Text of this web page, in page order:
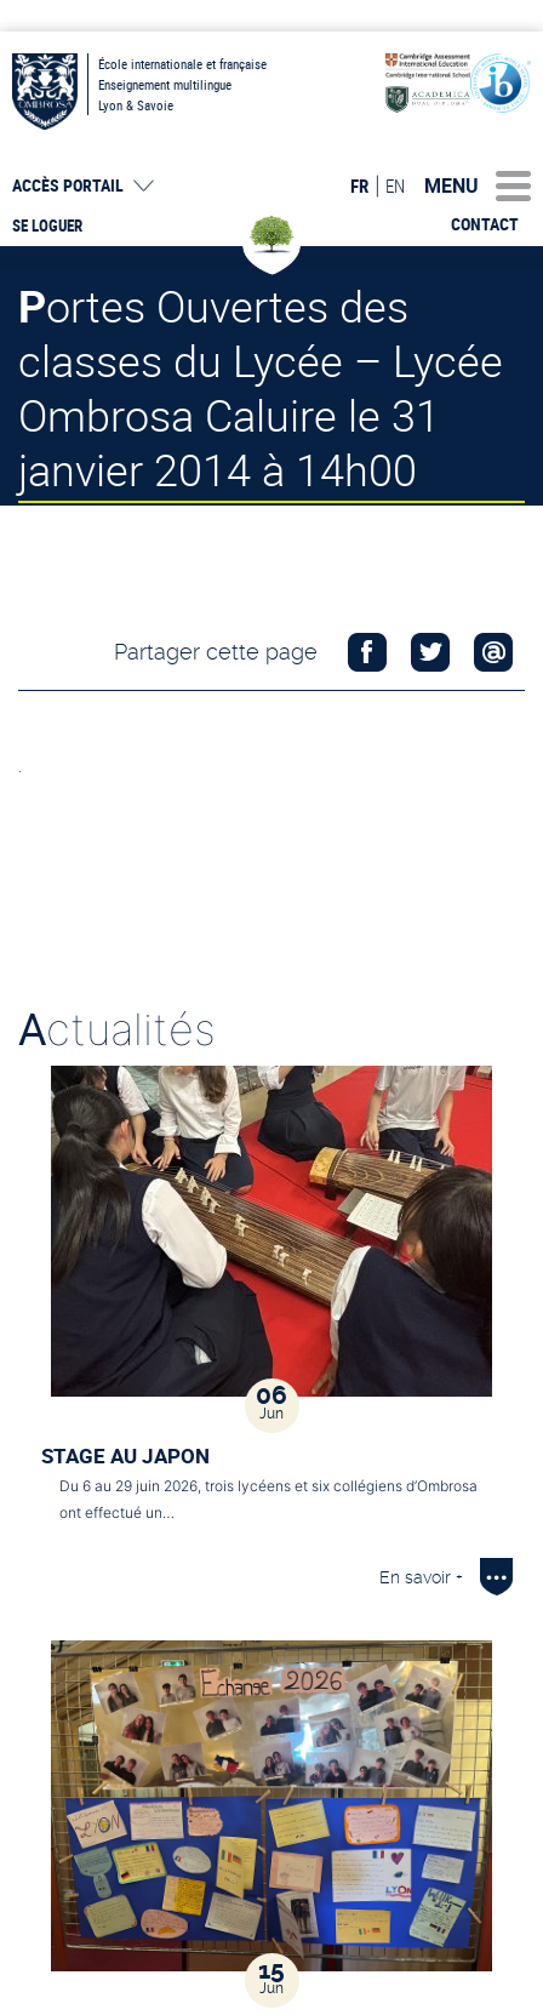
École internationale et française
Enseignement multilingue
Lyon & Savoie
SE LOGUER
ACCÈS PORTAIL
CONTACT
FR EN MENU
Portes Ouvertes des
classes du Lycée – Lycée
Ombrosa Caluire le 31
janvier 2014 à 14h00
Partager cette page
.
Actualités
06
Jun
STAGE AU JAPON
Du 6 au 29 juin 2026, trois lycéens et six collégiens d’Ombrosa
ont effectué un…
En savoir +
15
Jun